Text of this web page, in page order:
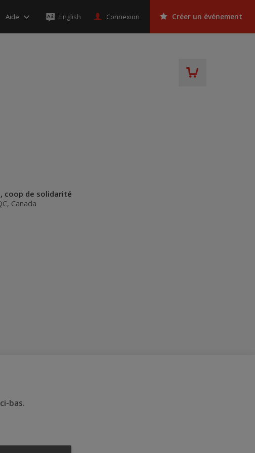
Aide English Connexion Créer un événement
coop de solidarité
, Canada
bas.